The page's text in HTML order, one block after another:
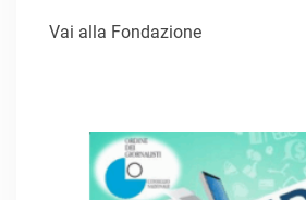
Vai alla Fondazione